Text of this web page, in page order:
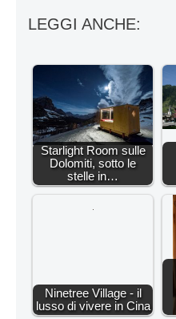
LEGGI ANCHE:
Starlight Room sulle
Dolomiti, sotto le
stelle in…
Ninetree Village - il
lusso di vivere in Cina